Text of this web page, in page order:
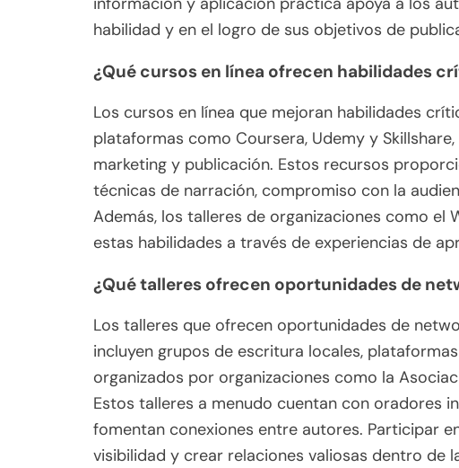
habilidad y en el logro de sus objetivos de
¿Qué cursos en línea ofrecen habilidades
Los cursos en línea que mejoran habilidades
plataformas como Coursera, Udemy y
marketing y publicación. Estos recursos
técnicas de narración, compromiso con la
Además, los talleres de organizaciones como el
estas habilidades a través de experiencias de
¿Qué talleres ofrecen oportunidades de
Los talleres que ofrecen oportunidades de
incluyen grupos de escritura locales,
organizados por organizaciones como la
Estos talleres a menudo cuentan con oradores
fomentan conexiones entre autores. Participar
visibilidad y crear relaciones valiosas dentro de